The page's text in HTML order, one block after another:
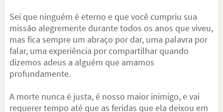
Sei que ninguém é eterno e que você cumpriu sua
missão alegremente durante todos os anos que viveu,
mas fica sempre um abraço por dar, uma palavra por
falar, uma experiência por compartilhar quando
dizemos adeus a alguém que amamos
profundamente.
A morte nunca é justa, é nosso maior inimigo, e vai
requerer tempo até que as feridas que ela deixou em